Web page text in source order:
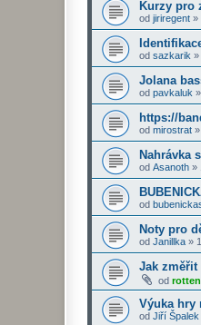
Kurzy pro
od jiriregent »
od sazkarik »
Jolana
od pavkaluk »
https://
od mirostrat »
Nahrávka
od Asanoth »
od
Noty pro
od Janillka »
Jak změřit
od
Výuka hry
od Jiří Špalek